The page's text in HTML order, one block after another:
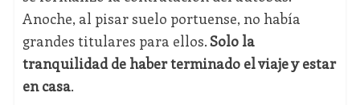
Anoche, al pisar suelo portuense, no había
grandes titulares para ellos.Solo la
tranquilidad de haber terminado el viaje y estar
en casa.